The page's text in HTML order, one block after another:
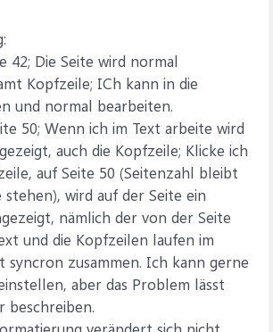
42; Die Seite wird normal
Kopfzeile; ICh kann in die
und normal bearbeiten.
50; Wenn ich im Text arbeite wird
auch die Kopfzeile; Klicke ich
auf Seite 50 (Seitenzahl bleibt
wird auf der Seite ein
nämlich der von der Seite
und die Kopfzeilen laufen im
syncron zusammen. Ich kann gerne
aber das Problem lässt
beschreiben.